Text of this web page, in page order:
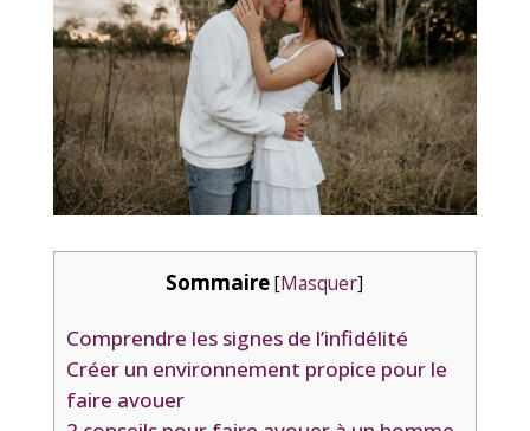
Sommaire [Masquer]
Comprendre les signes de l’infidélité
Créer un environnement propice pour le
faire avouer